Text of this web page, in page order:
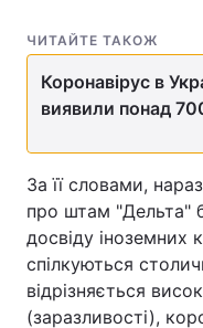
Тема оформлення
ЧИТАЙТЕ ТАКОЖ
Коронавірус в
виявили понад
За її словами,
про штам "Дельта"
досвіду іноземних
спілкуються
відрізняється
(заразливості),